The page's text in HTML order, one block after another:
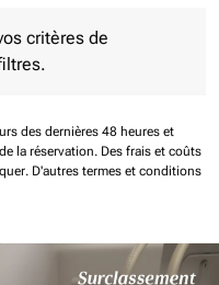
critères de
des dernières 48 heures et
la réservation. Des frais et coûts
D'autres termes et conditions